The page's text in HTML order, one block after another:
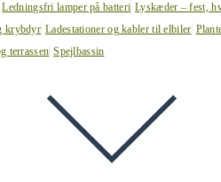
Ledningsfri lamper på batteri Lyskæder – fest,
krybdyr Ladestationer og kabler til elbiler
terrassen Spejlbassin